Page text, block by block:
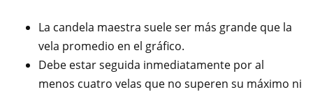
La candela maestra suele ser más grande que la
vela promedio en el gráfico.
Debe estar seguida inmediatamente por al
menos cuatro velas que no superen su máximo ni